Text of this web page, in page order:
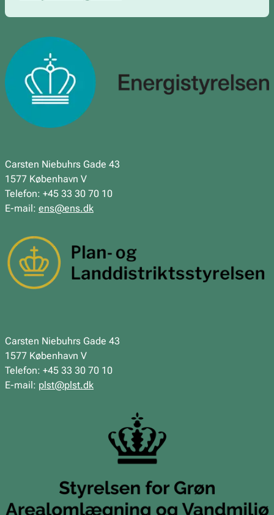
Carsten Niebuhrs Gade 43
1577 København V
Telefon: +45 33 30 70 10
E-mail: ens@ens.dk
Carsten Niebuhrs Gade 43
1577 København V
Telefon: +45 33 30 70 10
E-mail: plst@plst.dk